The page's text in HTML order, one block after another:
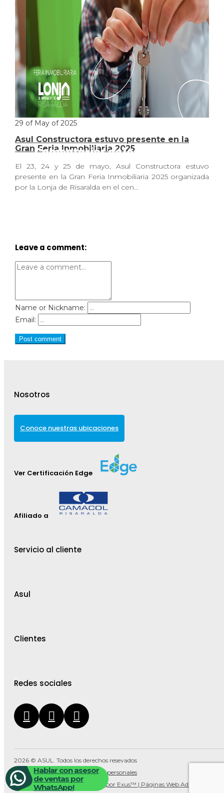
29 of May of 2025
Asul Constructora estuvo presente en la
Gran Feria Inmobiliaria 2025
El 23, 24 y 25 de mayo, Asul Constructora estuvo
presente en la Gran Feria Inmobiliaria 2025 organizada
por la Lonja de Risaralda en el cen…
Comentarios de los usuarios
Leave a comment:
Name or Nickname:
Email:
Post comment
Nosotros
Conoce nuestras ubicaciones
Ver Certificación Edge
Afiliado a
Servicio al cliente
Asul
Clientes
Redes sociales
2026 © ASUL. Todos los derechos resevados
Política de tratamiento de datos personales
Diseñado por Exus™|Diseñado por Exus™ | Páginas Web Administrables
Hablar con asesor
de ventas por
WhatsApp!